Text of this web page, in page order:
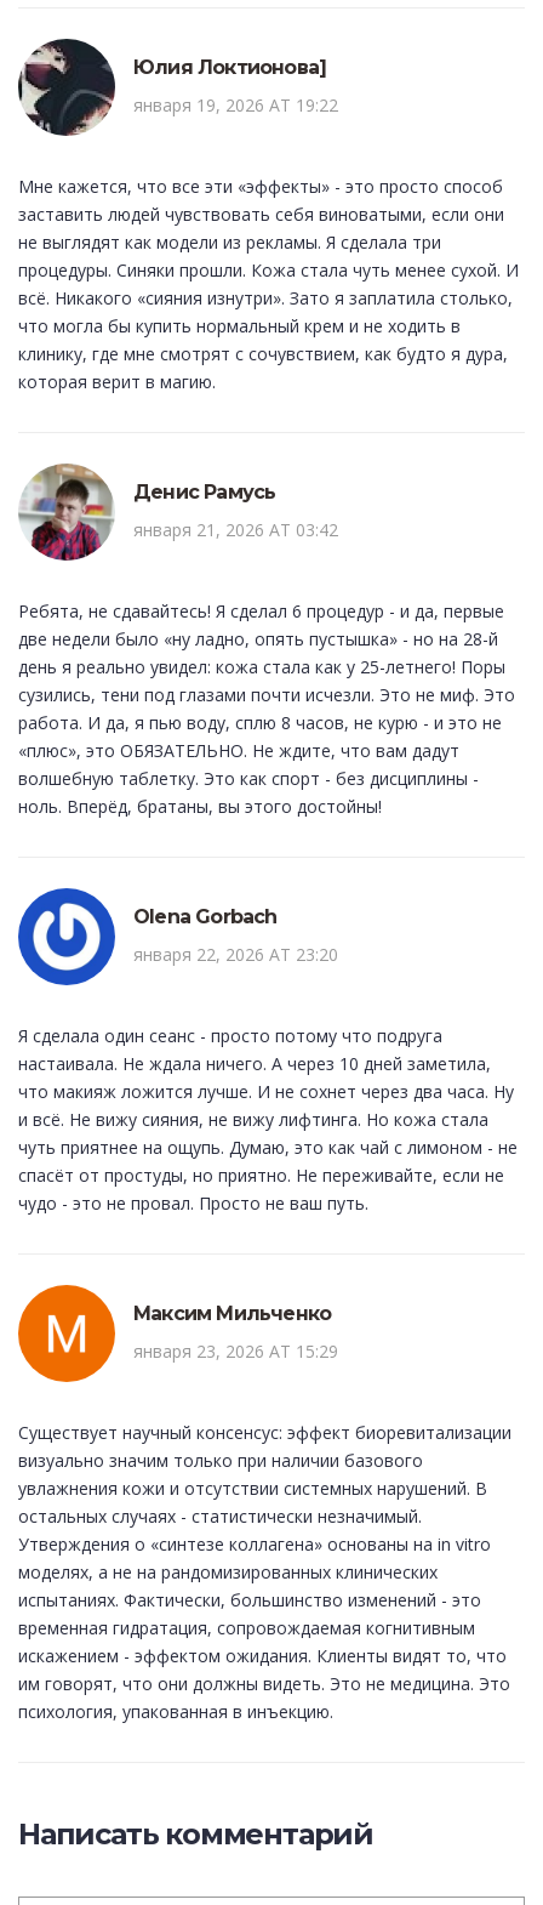
Юлия Локтионова]
января 19, 2026 AT 19:22
Мне кажется, что все эти «эффекты» - это просто способ
заставить людей чувствовать себя виноватыми, если они
не выглядят как модели из рекламы. Я сделала три
процедуры. Синяки прошли. Кожа стала чуть менее сухой. И
всё. Никакого «сияния изнутри». Зато я заплатила столько,
что могла бы купить нормальный крем и не ходить в
клинику, где мне смотрят с сочувствием, как будто я дура,
которая верит в магию.
Денис Рамусь
января 21, 2026 AT 03:42
Ребята, не сдавайтесь! Я сделал 6 процедур - и да, первые
две недели было «ну ладно, опять пустышка» - но на 28-й
день я реально увидел: кожа стала как у 25-летнего! Поры
сузились, тени под глазами почти исчезли. Это не миф. Это
работа. И да, я пью воду, сплю 8 часов, не курю - и это не
«плюс», это ОБЯЗАТЕЛЬНО. Не ждите, что вам дадут
волшебную таблетку. Это как спорт - без дисциплины -
ноль. Вперёд, братаны, вы этого достойны!
Olena Gorbach
января 22, 2026 AT 23:20
Я сделала один сеанс - просто потому что подруга
настаивала. Не ждала ничего. А через 10 дней заметила,
что макияж ложится лучше. И не сохнет через два часа. Ну
и всё. Не вижу сияния, не вижу лифтинга. Но кожа стала
чуть приятнее на ощупь. Думаю, это как чай с лимоном - не
спасёт от простуды, но приятно. Не переживайте, если не
чудо - это не провал. Просто не ваш путь.
Максим Мильченко
января 23, 2026 AT 15:29
Существует научный консенсус: эффект биоревитализации
визуально значим только при наличии базового
увлажнения кожи и отсутствии системных нарушений. В
остальных случаях - статистически незначимый.
Утверждения о «синтезе коллагена» основаны на in vitro
моделях, а не на рандомизированных клинических
испытаниях. Фактически, большинство изменений - это
временная гидратация, сопровождаемая когнитивным
искажением - эффектом ожидания. Клиенты видят то, что
им говорят, что они должны видеть. Это не медицина. Это
психология, упакованная в инъекцию.
Написать комментарий